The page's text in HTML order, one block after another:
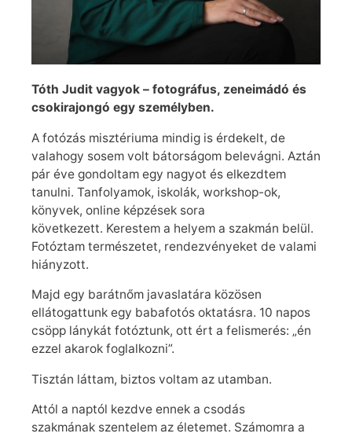
Tóth Judit vagyok – fotográfus, zeneimádó és
csokirajongó egy személyben.
A fotózás misztériuma mindig is érdekelt, de
valahogy sosem volt bátorságom belevágni. Aztán
pár éve gondoltam egy nagyot és elkezdtem
tanulni. Tanfolyamok, iskolák, workshop-ok,
könyvek, online képzések sora
következett. Kerestem a helyem a szakmán belül.
Fotóztam természetet, rendezvényeket de valami
hiányzott.
Majd egy barátnőm javaslatára közösen
ellátogattunk egy babafotós oktatásra. 10 napos
csöpp lánykát fotóztunk, ott ért a felismerés: „én
ezzel akarok foglalkozni”.
Tisztán láttam, biztos voltam az utamban.
Attól a naptól kezdve ennek a csodás
szakmának szentelem az életemet. Számomra a